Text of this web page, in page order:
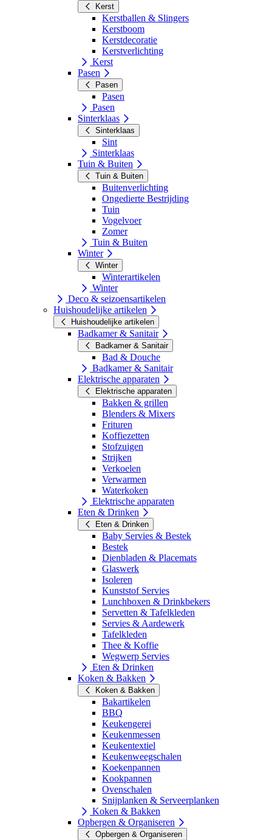
Kerst
Kerstballen & Slingers
Kerstboom
Kerstdecoratie
Kerstverlichting
Kerst
Pasen
Pasen
Pasen
Pasen
Sinterklaas
Sinterklaas
Sint
Sinterklaas
Tuin & Buiten
Tuin & Buiten
Buitenverlichting
Ongedierte Bestrijding
Tuin
Vogelvoer
Zomer
Tuin & Buiten
Winter
Winter
Winterartikelen
Winter
Deco & seizoensartikelen
Huishoudelijke artikelen
Huishoudelijke artikelen
Badkamer & Sanitair
Badkamer & Sanitair
Bad & Douche
Badkamer & Sanitair
Elektrische apparaten
Elektrische apparaten
Bakken & grillen
Blenders & Mixers
Frituren
Koffiezetten
Stofzuigen
Strijken
Verkoelen
Verwarmen
Waterkoken
Elektrische apparaten
Eten & Drinken
Eten & Drinken
Baby Servies & Bestek
Bestek
Dienbladen & Placemats
Glaswerk
Isoleren
Kunststof Servies
Lunchboxen & Drinkbekers
Servetten & Tafelkleden
Servies & Aardewerk
Tafelkleden
Thee & Koffie
Wegwerp Servies
Eten & Drinken
Koken & Bakken
Koken & Bakken
Bakartikelen
BBQ
Keukengerei
Keukenmessen
Keukentextiel
Keukenweegschalen
Koekenpannen
Kookpannen
Ovenschalen
Snijplanken & Serveerplanken
Koken & Bakken
Opbergen & Organiseren
Opbergen & Organiseren